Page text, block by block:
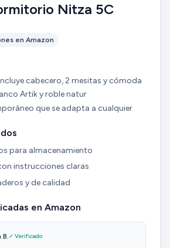
Nitza 5C
en Amazon
cabecero, 2 mesitas y cómoda
Artik y roble natur
que se adapta a cualquier
para almacenamiento
instrucciones claras
y de calidad
en Amazon
✓ Verificado